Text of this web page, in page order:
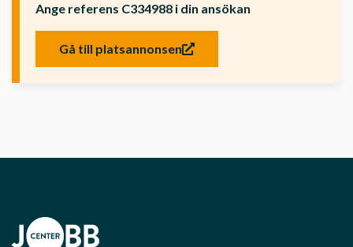
Ange referens C334988 i din ansökan
Gå till platsannonsen